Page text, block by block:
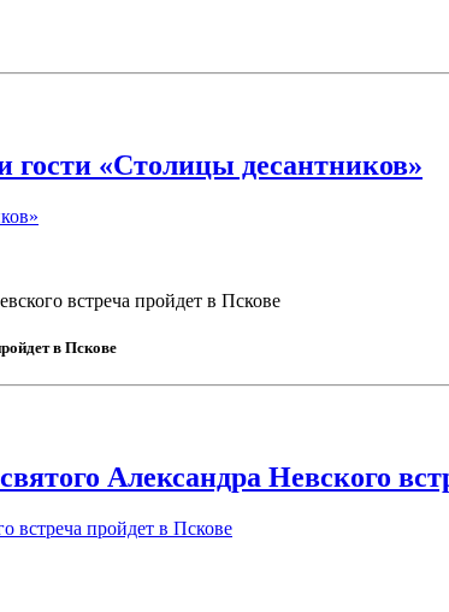
«Столицы десантников»
встреча пройдет в Пскове
в Пскове
Александра Невского
встреча пройдет в Пскове